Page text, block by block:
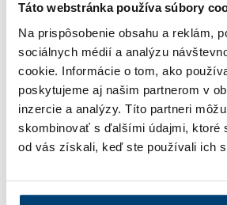
Táto webstránka používa súbory
Na prispôsobenie obsahu a reklám,
sociálnych médií a analýzu
cookie. Informácie o tom, ako
poskytujeme aj našim partnerom v
inzercie a analýzy. Títo partneri
skombinovať s ďalšími údajmi, ktoré
od vás získali, keď ste používali ich
Dvojité izolačné
,
Dokonalá izolácia v každom
,
NÁŠ TIP